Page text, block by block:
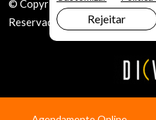
© Copyright 2026. DIVIA
Reservados
Rejeitar